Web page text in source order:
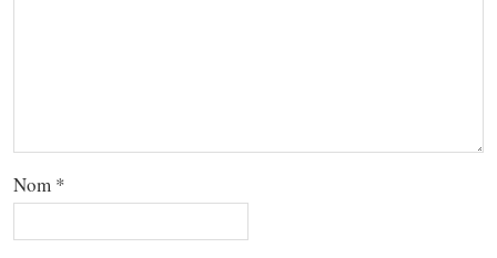
Nom *